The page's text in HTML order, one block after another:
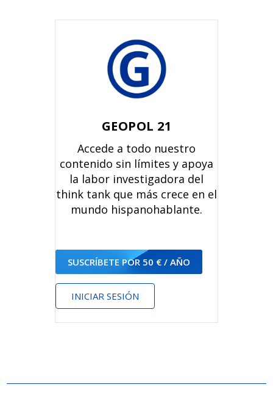
GEOPOL 21
Accede a todo nuestro
contenido sin límites y apoya
la labor investigadora del
think tank que más crece en el
mundo hispanohablante.
SUSCRÍBETE POR 50 € / AÑO
INICIAR SESIÓN